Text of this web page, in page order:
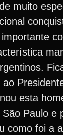
muito
esta
Paulo e
como foi a